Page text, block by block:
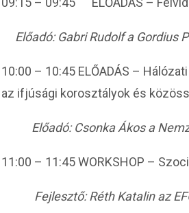
Előadó: Gabri Rudolf a Gordius
10:00 – 10:45 ELŐADÁS –
az ifjúsági korosztályok és
Előadó: Csonka Ákos a
11:00 – 11:45WORKSHOP –
Fejlesztő: Réth Katalin az